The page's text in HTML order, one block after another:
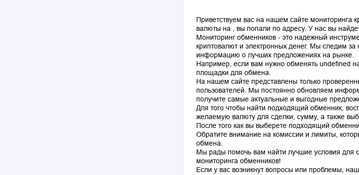
Приветствуем вас на нашем сайте
валюты на , вы попали по адресу. У нас вы
Мониторинг обменников - это надежный
криптовалют и электронных денег. Мы следим
информацию о лучших предложениях на рынке.
Например, если вам нужно обменять undefined
площадки для обмена.
На нашем сайте представлены только
пользователей. Мы постоянно обновляем
получите самые актуальные и выгодные
Для того чтобы найти подходящий обменник,
желаемую валюту для сделки, сумму, а также
После того как вы выберете подходящий
Обратите внимание на комиссии и лимиты,
обмена.
Мы рады помочь вам найти лучшие условия для
мониторинга обменников!
Если у вас возникнут вопросы или проблемы,